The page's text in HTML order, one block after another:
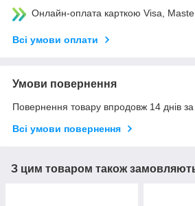
Онлайн-оплата карткою Visa,
Всі умови оплати
Умови повернення
Повернення товару впродовж 14 днів
Всі умови повернення
З цим товаром також